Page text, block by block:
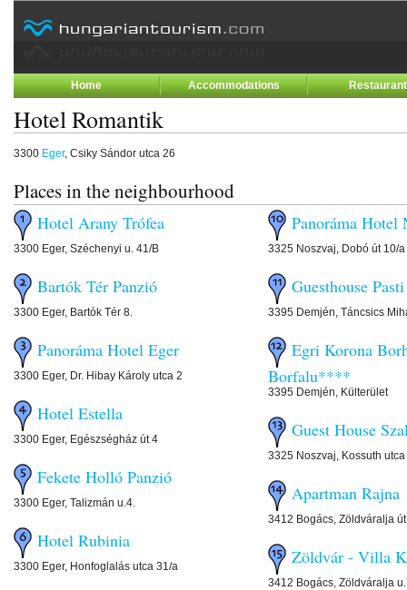
Home Accommodations
Hotel Romantik
3300 Eger, Csiky Sándor utca 26
Places in the neighbourhood
Hotel Arany Trófea
3300 Eger, Széchenyi u. 41/B
Bartók Tér Panzió
3300 Eger, Bartók Tér 8.
Panoráma Hotel Eger
3300 Eger, Dr. Hibay Károly utca 2
Hotel Estella
3300 Eger, Egészségház út 4
Fekete Holló Panzió
3300 Eger, Talizmán u.4.
Hotel Rubinia
3300 Eger, Honfoglalás utca 31/a
Panoráma Hotel
3325 Noszvaj, Dobó út 10/a
Guesthouse Pasti
3395 Demjén, Táncsics
Egri Korona
Borfalu****
3395 Demjén, Külterület
Guest House
3325 Noszvaj, Kossuth
Apartman Rajna
3412 Bogács, Zöldváralja
Zöldvár - Villa
3412 Bogács, Zöldváralja